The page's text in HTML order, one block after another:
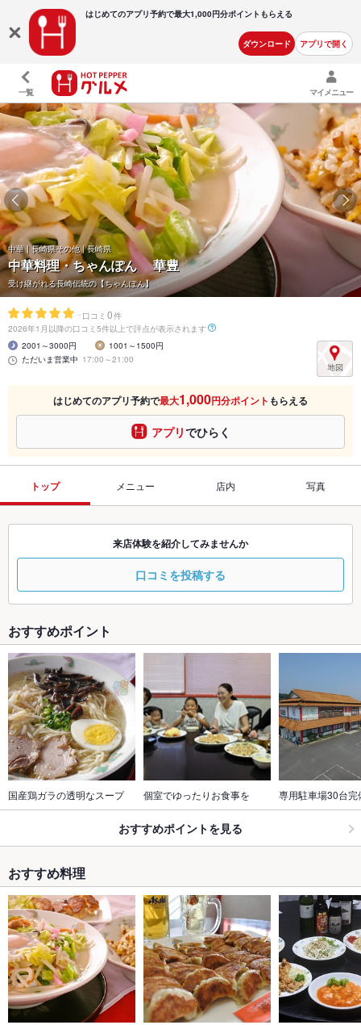
はじめてのアプリ予約で最大1,000円分ポイントもらえる
ダウンロード アプリで開く
一覧 マイメニュー
中華 | 長崎県その他 | 長崎県
中華料理・ちゃんぽん 華豊
受け継がれる長崎伝統の【ちゃんぽん】
- 口コミ 0件
2026年1月以降の口コミ5件以上で評点が表示されます
2001～3000円
1001～1500円
ただいま営業中 17:00～21:00
はじめてのアプリ予約で最大1,000円分ポイント もらえる
アプリでひらく
トップ メニュー 店内 写真
来店体験を紹介してみませんか
口コミを投稿する
おすすめポイント
国産鶏ガラの透明なスープ 個室でゆったりお食事を 専用駐車場30台完
おすすめポイントを見る
おすすめ料理